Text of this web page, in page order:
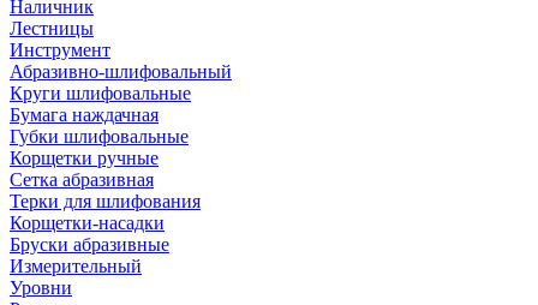
Наличник
Лестницы
Инструмент
Абразивно-шлифовальный
Круги шлифовальные
Бумага наждачная
Губки шлифовальные
Корщетки ручные
Сетка абразивная
Терки для шлифования
Корщетки-насадки
Бруски абразивные
Измерительный
Уровни